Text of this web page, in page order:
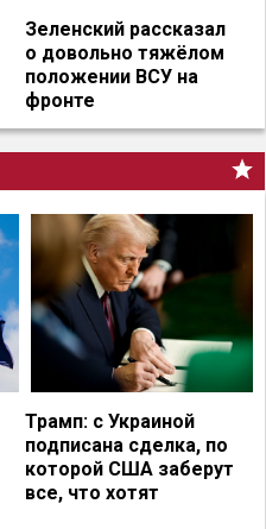
Зеленский рассказал
о довольно тяжёлом
положении ВСУ на
фронте
Трамп: с Украиной
подписана сделка, по
которой США заберут
все, что хотят